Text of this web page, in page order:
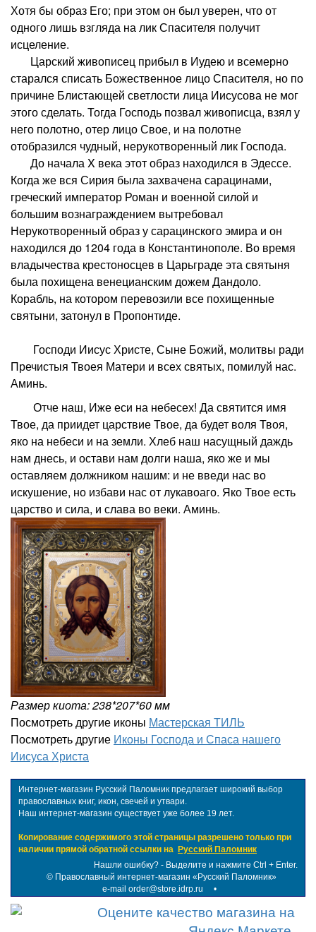
Хотя бы образ Его; при этом он был уверен, что от
одного лишь взгляда на лик Спасителя получит
исцеление.
Царский живописец прибыл в Иудею и всемерно
старался списать Божественное лицо Спасителя, но по
причине Блистающей светлости лица Иисусова не мог
этого сделать. Тогда Господь позвал живописца, взял у
него полотно, отер лицо Свое, и на полотне
отобразился чудный, нерукотворенный лик Господа.
До начала X века этот образ находился в Эдессе.
Когда же вся Сирия была захвачена сарацинами,
греческий император Роман и военной силой и
большим вознаграждением вытребовал
Нерукотворенный образ у сарацинского эмира и он
находился до 1204 года в Константинополе. Во время
владычества крестоносцев в Царьграде эта святыня
была похищена венецианским дожем Дандоло.
Корабль, на котором перевозили все похищенные
святыни, затонул в Пропонтиде.
Господи Иисус Христе, Сыне Божий, молитвы ради
Пречистыя Твоея Матери и всех святых, помилуй нас.
Аминь.
Отче наш, Иже еси на небесех! Да святится имя
Твое, да приидет царствие Твое, да будет воля Твоя,
яко на небеси и на земли. Хлеб наш насущный даждь
нам днесь, и остави нам долги наша, яко же и мы
оставляем должником нашим: и не введи нас во
искушение, но избави нас от лукавоаго. Яко Твое есть
царство и сила, и слава во веки. Аминь.
Размер киота: 238*207*60 мм
Посмотреть другие иконы Мастерская ТИЛЬ
Посмотреть другие Иконы Господа и Спаса нашего
Иисуса Христа
Интернет-магазин Русский Паломник предлагает широкий выбор
православных книг, икон, свечей и утвари.
Наш интернет-магазин существует уже более 19 лет.
Копирование содержимого этой страницы разрешено только при
наличии прямой обратной ссылки на Русский Паломник
Нашли ошибку? - Выделите и нажмите Ctrl + Enter.
© Православный интернет-магазин «Русский Паломник»
e-mail order@store.idrp.ru •